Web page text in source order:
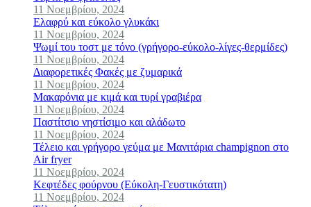
11 Νοεμβρίου, 2024
Ελαφρύ και εύκολο γλυκάκι
11 Νοεμβρίου, 2024
Ψωμί του τοστ με τόνο (γρήγορο-εύκολο-λίγες-θερμίδες)
11 Νοεμβρίου, 2024
Διαφορετικές Φακές με ζυμαρικά
11 Νοεμβρίου, 2024
Μακαρόνια με κιμά και τυρί γραβιέρα
11 Νοεμβρίου, 2024
Παστίτσιο νηστίσιμο και αλάδωτο
11 Νοεμβρίου, 2024
Τέλειο και γρήγορο γεύμα με Mανιτάρια champignon στο
Air fryer
11 Νοεμβρίου, 2024
Κεφτέδες φούρνου (Εύκολη-Γευστικότατη)
11 Νοεμβρίου, 2024